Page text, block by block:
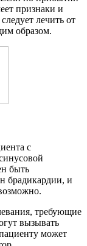
признаки и
лечить от
образом.
с
быть
брадикардии, и
требующие
вызывать
может